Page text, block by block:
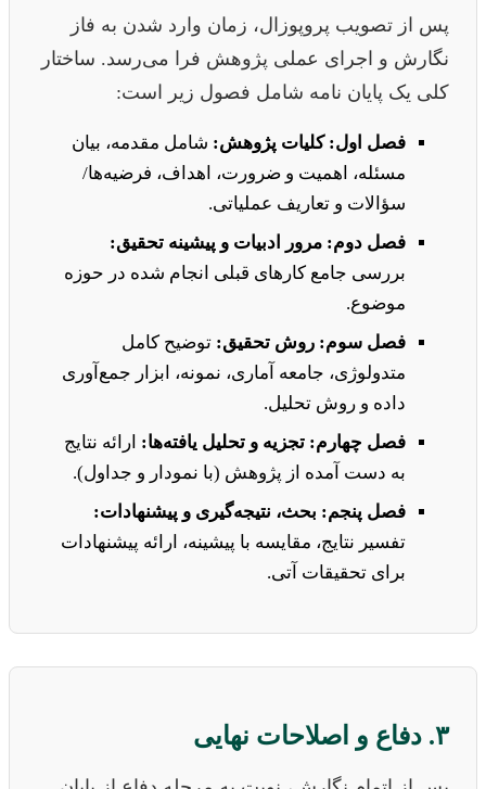
پس از تصویب پروپوزال، زمان وارد شدن به فاز
نگارش و اجرای عملی پژوهش فرا می‌رسد. ساختار
کلی یک پایان نامه شامل فصول زیر است:
فصل اول: کلیات پژوهش: شامل مقدمه، بیان
مسئله، اهمیت و ضرورت، اهداف، فرضیه‌ها/
سؤالات و تعاریف عملیاتی.
فصل دوم: مرور ادبیات و پیشینه تحقیق:
بررسی جامع کارهای قبلی انجام شده در حوزه
موضوع.
فصل سوم: روش تحقیق: توضیح کامل
متدولوژی، جامعه آماری، نمونه، ابزار جمع‌آوری
داده و روش تحلیل.
فصل چهارم: تجزیه و تحلیل یافته‌ها: ارائه نتایج
به دست آمده از پژوهش (با نمودار و جداول).
فصل پنجم: بحث، نتیجه‌گیری و پیشنهادات:
تفسیر نتایج، مقایسه با پیشینه، ارائه پیشنهادات
برای تحقیقات آتی.
۳. دفاع و اصلاحات نهایی